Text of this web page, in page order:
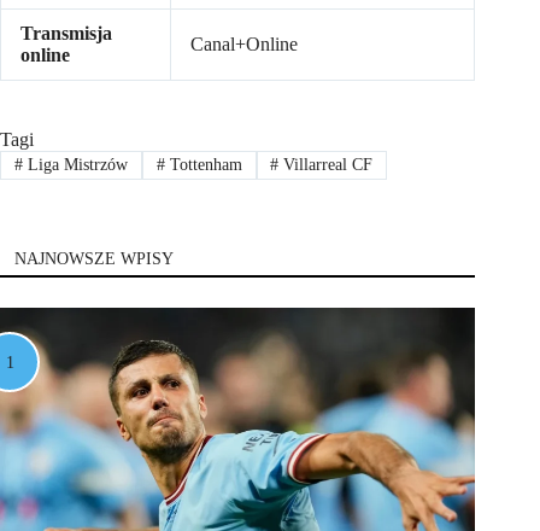
Transmisja
online
Canal+Online
Tagi
#Liga Mistrzów #Tottenham # Villarreal CF
NAJNOWSZE WPISY